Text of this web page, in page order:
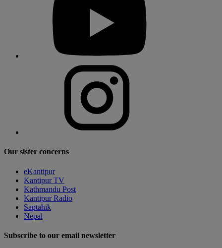
Our sister concerns
eKantipur
Kantipur TV
Kathmandu Post
Kantipur Radio
Saptahik
Nepal
Subscribe to our email newsletter